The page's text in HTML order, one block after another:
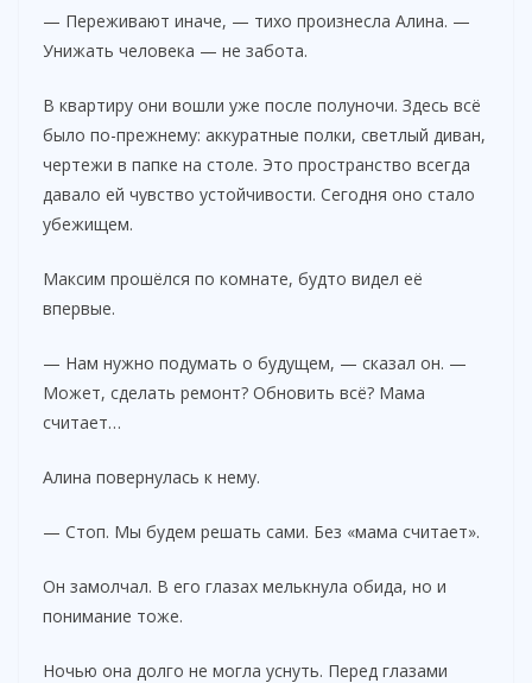
— Переживают иначе, — тихо произнесла Алина. —
Унижать человека — не забота.
В квартиру они вошли уже после полуночи. Здесь всё
было по-прежнему: аккуратные полки, светлый диван,
чертежи в папке на столе. Это пространство всегда
давало ей чувство устойчивости. Сегодня оно стало
убежищем.
Максим прошёлся по комнате, будто видел её
впервые.
— Нам нужно подумать о будущем, — сказал он. —
Может, сделать ремонт? Обновить всё? Мама
считает…
Алина повернулась к нему.
— Стоп. Мы будем решать сами. Без «мама считает».
Он замолчал. В его глазах мелькнула обида, но и
понимание тоже.
Ночью она долго не могла уснуть. Перед глазами